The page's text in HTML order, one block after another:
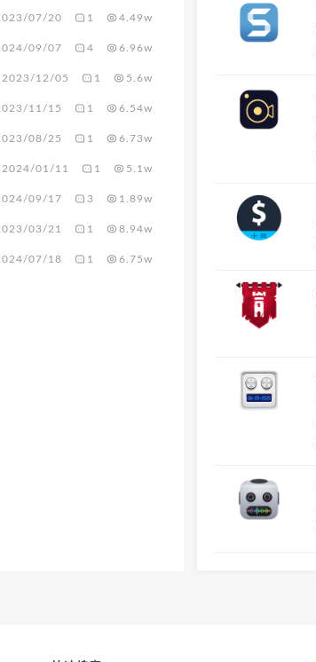
07/20 1 4.49w
09/07 4 6.96w
2023/12/05 1 5.6w
11/15 1 6.54w
08/25 1 6.73w
2024/01/11 1 5.1w
09/17 3 1.89w
03/21 1 8.94w
07/18 1 6.75w